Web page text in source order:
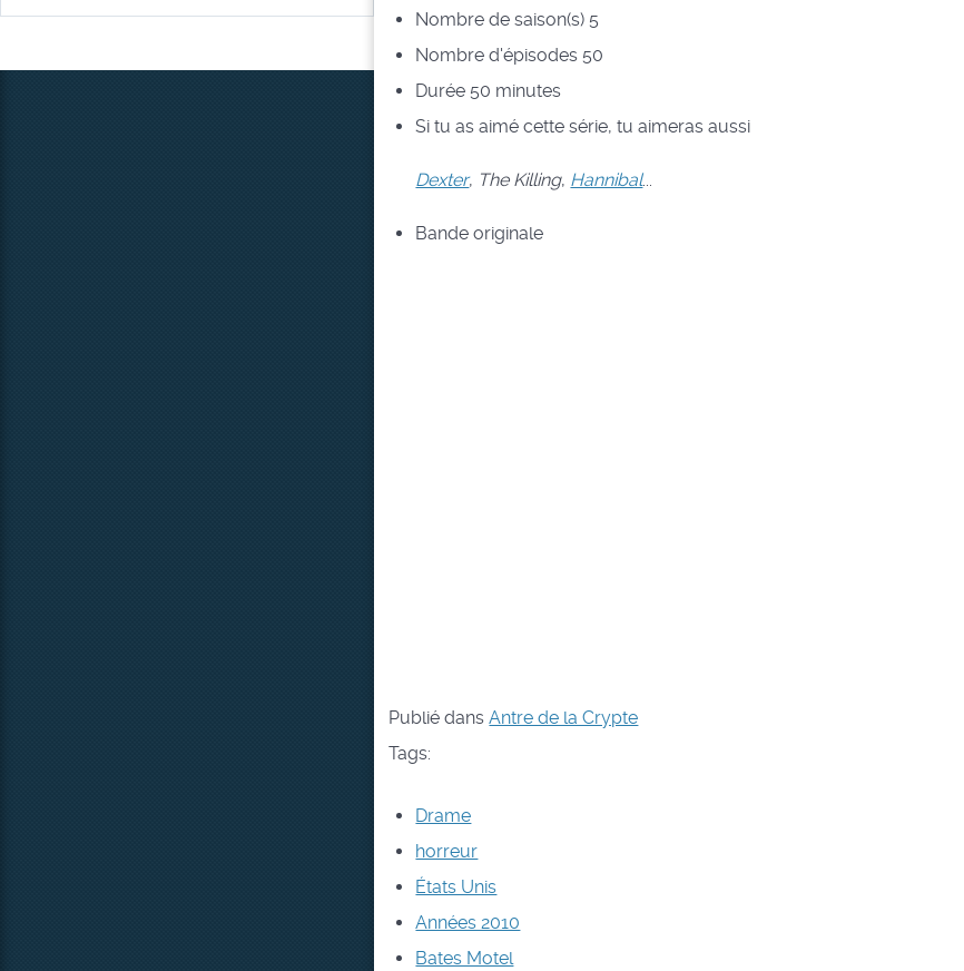
Nombre de saison(s) 5
Nombre d'épisodes 50
Durée 50 minutes
Si tu as aimé cette série, tu aimeras aussi
Dexter, The Killing, Hannibal...
Bande originale
Publié dans Antre de la Crypte
Tags:
Drame
horreur
États Unis
Années 2010
Bates Motel